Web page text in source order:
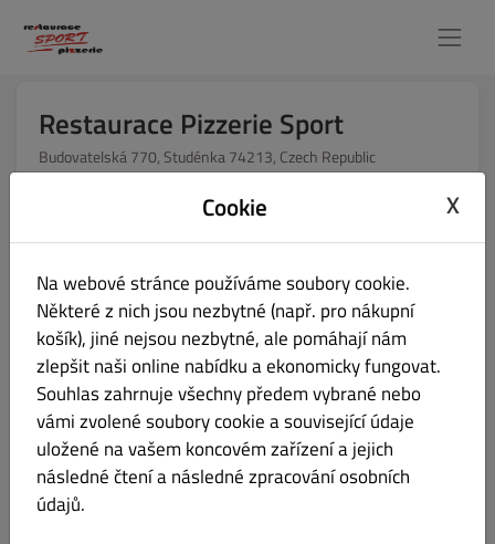
Restaurace Pizzerie Sport
Budovatelská 770, Studénka 74213, Czech Republic
10:30 - 20:00
Online objednávky (Vyzvednutí):10:30 - 20:00
Jakým způsobem chceš svou objednávku obdržet?
Donáška Vyzvednutí
Nabídka
Cookie X
Na webové stránce používáme soubory cookie.
Některé z nich jsou nezbytné (např. pro nákupní
košík), jiné nejsou nezbytné, ale pomáhají nám
zlepšit naši online nabídku a ekonomicky fungovat.
Souhlas zahrnuje všechny předem vybrané nebo
vámi zvolené soubory cookie a související údaje
uložené na vašem koncovém zařízení a jejich
následné čtení a následné zpracování osobních
údajů.